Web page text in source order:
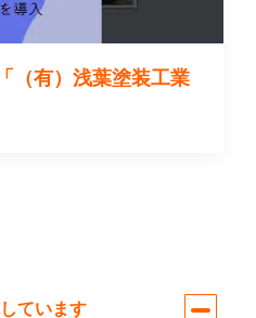
（有）浅葉塗装工業
ています